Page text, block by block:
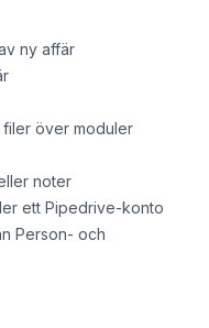
ny affär
över moduler
noter
ett Pipedrive-konto
Person- och